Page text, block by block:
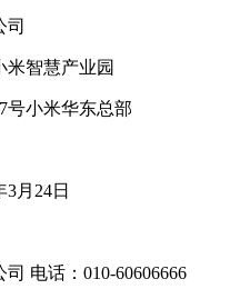
司
米智慧产业园
号小米华东总部
3月24日
电话：010-60606666